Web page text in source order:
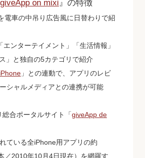
giveApp on mixi 』の特徴
電車の中吊り広告風に日替わりで紹
ンターテイメント」「生活情報」
」と独自の5カテゴリで紹介
」との連動で、アプリのレビ
シャルメディアとの連携が可能
合ポータルサイト「giveApp de
ている全iPhone用アプリの約
／2010年10月4日現在）を網羅す